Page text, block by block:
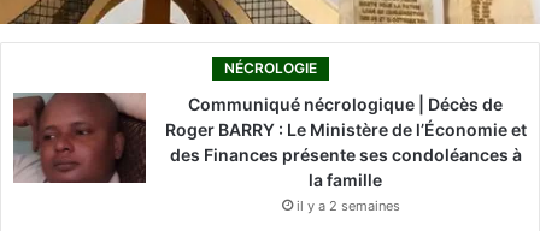
NÉCROLOGIE
Communiqué nécrologique | Décès de
Roger BARRY : Le Ministère de l’Économie et
des Finances présente ses condoléances à
la famille
il y a 2 semaines